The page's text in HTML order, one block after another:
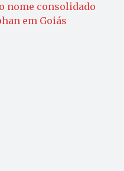
nome consolidado
em Goiás